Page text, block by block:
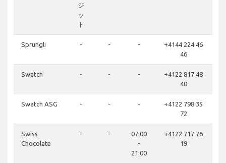
ジ
ッ
ト
Sprungli - - -
+4144 224 46
46
Swatch - - -
+4122 817 48
40
Swatch ASG - - -
+4122 798 35
72
Swiss
Chocolate
- -
07:00
-
21:00
+4122 717 76
19